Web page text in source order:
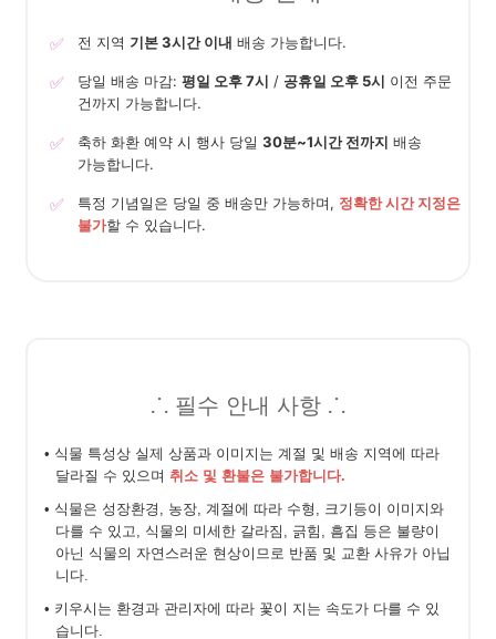
✅ 전 지역 기본 3시간 이내 배송 가능합니다.
✅ 당일 배송 마감: 평일 오후 7시 / 공휴일 오후 5시 이전 주문
건까지 가능합니다.
✅ 축하 화환 예약 시 행사 당일 30분~1시간 전까지 배송
가능합니다.
✅ 특정 기념일은 당일 중 배송만 가능하며, 정확한 시간 지정은
불가할 수 있습니다.
⸫ 필수 안내 사항 ⸫
• 식물 특성상 실제 상품과 이미지는 계절 및 배송 지역에 따라
달라질 수 있으며 취소 및 환불은 불가합니다.
• 식물은 성장환경, 농장, 계절에 따라 수형, 크기등이 이미지와
다를 수 있고, 식물의 미세한 갈라짐, 긁힘, 흠집 등은 불량이
아닌 식물의 자연스러운 현상이므로 반품 및 교환 사유가 아닙
니다.
• 키우시는 환경과 관리자에 따라 꽃이 지는 속도가 다를 수 있
습니다.